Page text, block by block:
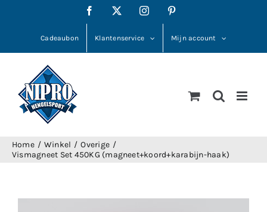
Facebook Instagram
Cadeaubon Klantenservice Mijn account
Home Winkel
Overige
Vismagneet Set 450KG (magneet+koord+karabijn-haak)